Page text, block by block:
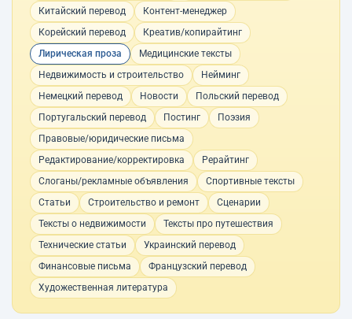
Китайский перевод
Контент-менеджер
Корейский перевод
Креатив/копирайтинг
Лирическая проза
Медицинские тексты
Недвижимость и строительство
Нейминг
Немецкий перевод
Новости
Польский перевод
Португальский перевод
Постинг
Поэзия
Правовые/юридические письма
Редактирование/корректировка
Рерайтинг
Слоганы/рекламные объявления
Спортивные тексты
Статьи
Строительство и ремонт
Сценарии
Тексты о недвижимости
Тексты про путешествия
Технические статьи
Украинский перевод
Финансовые письма
Французский перевод
Художественная литература